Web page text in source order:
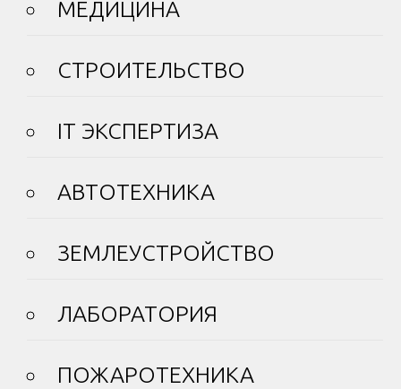
МЕДИЦИНА
СТРОИТЕЛЬСТВО
IT ЭКСПЕРТИЗА
АВТОТЕХНИКА
ЗЕМЛЕУСТРОЙСТВО
ЛАБОРАТОРИЯ
ПОЖАРОТЕХНИКА